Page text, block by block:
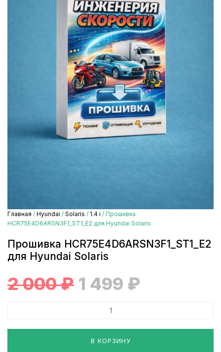
Главная / Hyundai / Solaris / 1.4 i / Прошивка
HCR75E4D6ARSN3F1_ST1_E2 для Hyundai Solaris
Прошивка HCR75E4D6ARSN3F1_ST1_E2
для Hyundai Solaris
2 000₽ 1 499 ₽
В КОРЗИНУ